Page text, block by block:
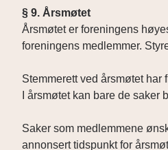
§ 9. Årsmøtet
Årsmøtet er foreningens
foreningens medlemmer.
Stemmerett ved årsmøtet har
I årsmøtet kan bare de
Saker som medlemmene
annonsert tidspunkt for